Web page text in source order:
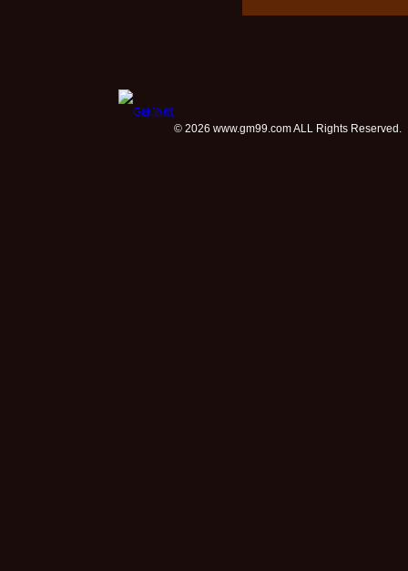
© 2026 www.gm99.com ALL Rights Reserved.